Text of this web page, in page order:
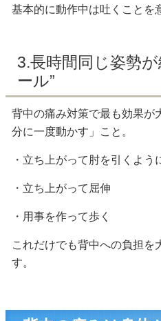
基本的に動作中は吐くことを
3.長時間同じ姿勢
ー
背中の痛み対策で最も効果が
分に一度動かす」こと。
・立ち上がって肘を引くよう
・立ち上がって屈伸
・用事を作って歩く
これだけでも背中への負担を
す。